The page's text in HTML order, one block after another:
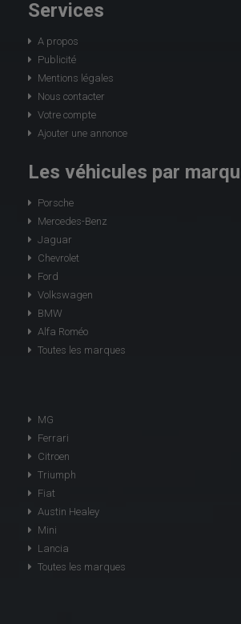
Services
A propos
Publicité
Mentions légales
Nous contacter
Votre compte
Ajouter une annonce
Les véhicules par
Porsche
Mercedes-Benz
Jaguar
Chevrolet
Ford
Volkswagen
BMW
Alfa Roméo
Toutes les marques
MG
Ferrari
Citroen
Triumph
Fiat
Austin Healey
Mini
Lancia
Toutes les marques